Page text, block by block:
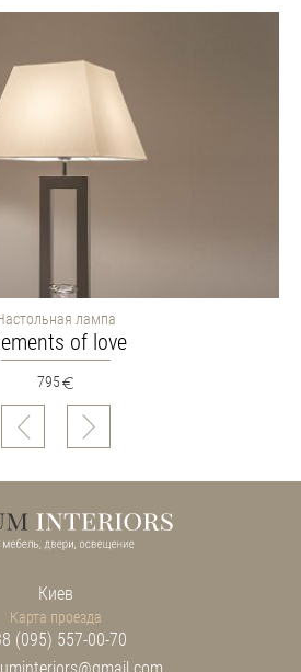
лампа
of love
795
Киев
Карта проезда
(095) 557-00-70